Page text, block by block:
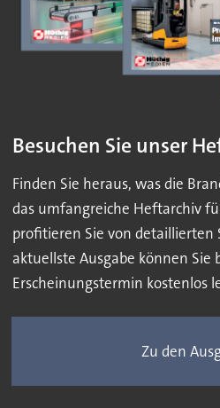
Besuchen Sie unser
Finden Sie heraus, was die
das umfangreiche Heftarchiv
profitieren Sie von detaillierten
aktuellste Ausgabe können Sie
Erscheinungstermin kostenlos
Zu den